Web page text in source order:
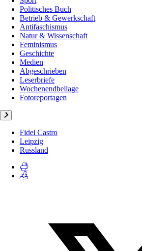
Politisches Buch
Betrieb & Gewerkschaft
Antifaschismus
Natur & Wissenschaft
Feminismus
Geschichte
Medien
Abgeschrieben
Leserbriefe
Wochenendbeilage
Fotoreportagen
Fidel Castro
Leipzig
Russland